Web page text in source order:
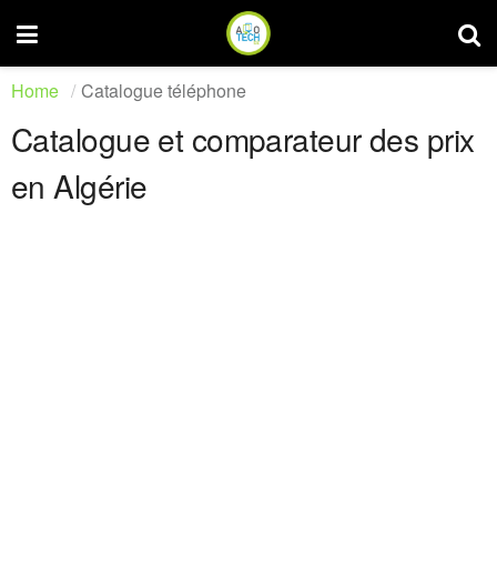
Home Catalogue téléphone
Catalogue et comparateur des prix
en Algérie